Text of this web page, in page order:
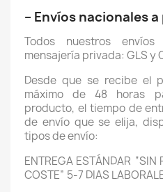
– Envíos nacionales
Todos nuestros
mensajería privada: GLS y
Desde que se recibe el
máximo de 48 horas
producto, el tiempo de
de envío que se elija,
tipos de envío:
ENTREGA ESTÁNDAR “SIN
COSTE” 5-7 DIAS